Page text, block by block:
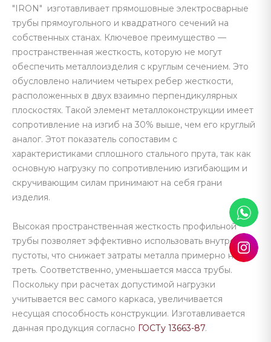
"IRON" изготавливает прямошовные электросварные
трубы прямоугольного и квадратного сечений на
собственных станах. Ключевое преимущество —
пространственная жесткость, которую не могут
обеспечить металлоизделия с круглым сечением. Это
обусловлено наличием четырех ребер жесткости,
расположенных в двух взаимно перпендикулярных
плоскостях. Такой элемент металлоконструкции имеет
сопротивление на изгиб на 30% выше, чем его круглый
аналог. Этот показатель сопоставим с
характеристиками сплошного стального прута, так как
основную нагрузку по сопротивлению изгибающим и
скручивающим силам принимают на себя грани
изделия.
Высокая пространственная жесткость профильной
трубы позволяет эффективно использовать внутренние
пустоты, что снижает затраты металла примерно на
треть. Соответственно, уменьшается масса трубы.
Поскольку при расчетах допустимой нагрузки
учитывается вес самого каркаса, увеличивается
несущая способность конструкции. Изготавливается
данная продукция согласно ГОСТу 13663-87.